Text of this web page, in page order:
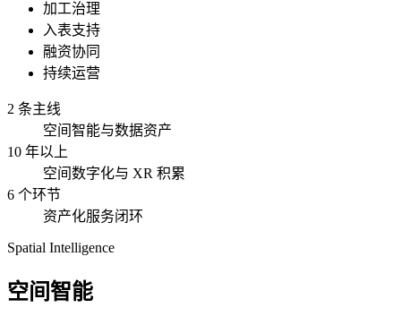
加工治理
入表支持
融资协同
持续运营
2 条主线
空间智能与数据资产
10 年以上
空间数字化与 XR 积累
6 个环节
资产化服务闭环
Spatial Intelligence
空间智能